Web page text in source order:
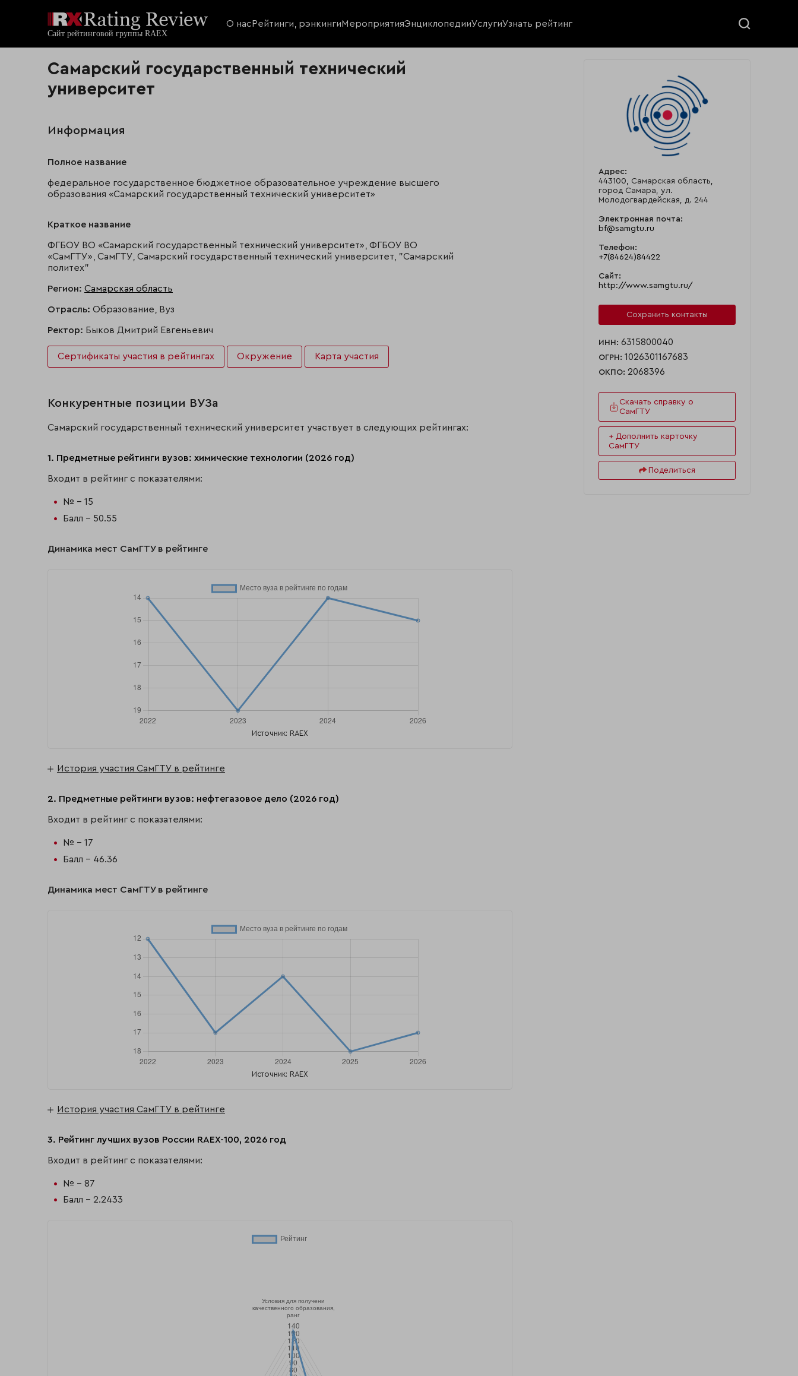
О нас Рейтинги, рэнкингиМероприятияЭнциклопедииУслугиУзнать рейтинг
Самарский государственный технический
университет
Информация
Полное название
федеральное государственное бюджетное образовательное учреждение высшего
образования «Самарский государственный технический университет»
Краткое название
ФГБОУ ВО «Самарский государственный технический университет», ФГБОУ ВО
«СамГТУ», СамГТУ, Самарский государственный технический университет, "Самарский
политех"
Регион: Самарская область
Отрасль: Образование, Вуз
Ректор: Быков Дмитрий Евгеньевич
Сертификаты участия в рейтингах Окружение Карта участия
Конкурентные позиции ВУЗа
Самарский государственный технический университет участвует в следующих рейтингах:
1. Предметные рейтинги вузов: химические технологии (2026 год)
Входит в рейтинг с показателями:
№ - 15
Балл - 50.55
Динамика мест СамГТУ в рейтинге
Источник: RAEX
История участия СамГТУ в рейтинге
2. Предметные рейтинги вузов: нефтегазовое дело (2026 год)
Входит в рейтинг с показателями:
№ - 17
Балл - 46.36
Динамика мест СамГТУ в рейтинге
Источник: RAEX
История участия СамГТУ в рейтинге
3. Рейтинг лучших вузов России RAEX-100, 2026 год
Входит в рейтинг с показателями:
№ - 87
Балл - 2.2433
Адрес:
443100, Самарская область,
город Самара, ул.
Молодогвардейская, д. 244
Электронная почта:
bf@samgtu.ru
Телефон:
+7(84624)84422
Сайт:
http://www.samgtu.ru/
Сохранить контакты
ИНН: 6315800040
ОГРН: 1026301167683
ОКПО: 2068396
Скачать справку о
СамГТУ
+ Дополнить карточку
СамГТУ
Поделиться